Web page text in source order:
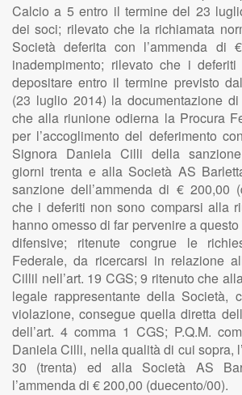
Calcio a 5 entro il termine del 23
dei soci; rilevato che la richiamata
Società deferita con l’ammenda di
inadempimento; rilevato che i
depositare entro il termine previsto
(23 luglio 2014) la documentazione
che alla riunione odierna la Procura
per l’accoglimento del deferimento
Signora Daniela Cilli della
giorni trenta e alla Società AS
sanzione dell’ammenda di € 200,00
che i deferiti non sono comparsi alla
hanno omesso di far pervenire a
difensive; ritenute congrue le
Federale, da ricercarsi in relazione
Cillil nell’art. 19 CGS; 9 ritenuto che
legale rappresentante della Società,
violazione, consegue quella diretta
dell’art. 4 comma 1 CGS; P.Q.M.
Daniela Cilli, nella qualità di cui sopra,
30 (trenta) ed alla Società AS
l’ammenda di € 200,00 (duecento/00).